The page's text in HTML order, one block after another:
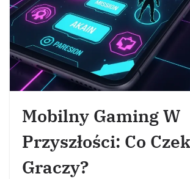
Mobilny Gaming W
Przyszłości: Co
Graczy?